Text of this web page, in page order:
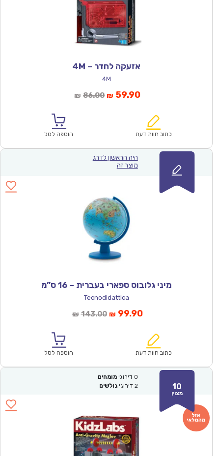
אזעקה לחדר – 4M
4M
₪ 86.00המחיר
₪86.00.
₪ 59.90המחיר
הוא:
כתוב חוות דעת הוספה לסל
היה הראשון לדרג
מוצר זה
מיני גלובוס ספארי בעברית – 16 ס”מ
Tecnodidattica
₪ 143.00המחיר
₪143.00.
₪ 99.90המחיר
הוא:
כתוב חוות דעת הוספה לסל
10
מצוין
0 דירוגי מומחים
2 דירוגי גולשים